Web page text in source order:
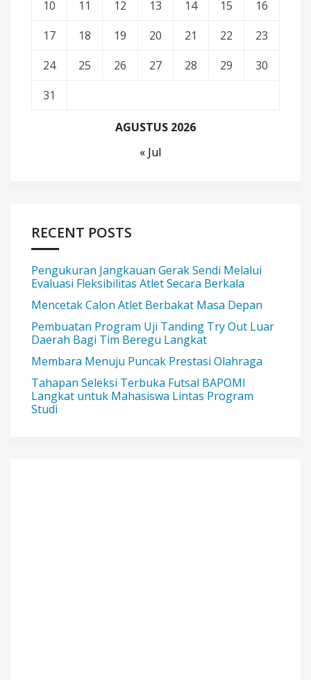
AGUSTUS 2026
10
11 12 13 14 15
16
17
18 19 20 21 22
23
24
25 26 27 28 29
30
31
« Jul
RECENT POSTS
Pengukuran Jangkauan Gerak Sendi Melalui
Evaluasi Fleksibilitas Atlet Secara Berkala
Mencetak Calon Atlet Berbakat Masa Depan
Pembuatan Program Uji Tanding Try Out Luar
Daerah Bagi Tim Beregu Langkat
Membara Menuju Puncak Prestasi Olahraga
Tahapan Seleksi Terbuka Futsal BAPOMI
Langkat untuk Mahasiswa Lintas Program
Studi